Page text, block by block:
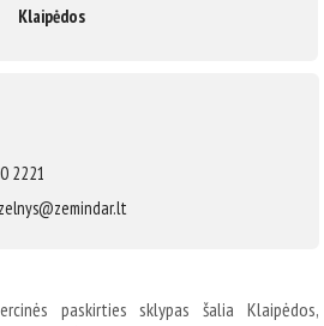
Klaipėdos
2221
paskirties sklypas šalia Klaipėdos,